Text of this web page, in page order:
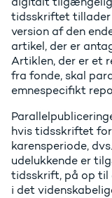
tidsskriftet tillader
version af den
artikel, der er
Artiklen, der er et
fra fonde, skal
emnespecifikt
hvis tidsskriftet
karensperiode,
udelukkende er
tidsskrift, på op til
i det